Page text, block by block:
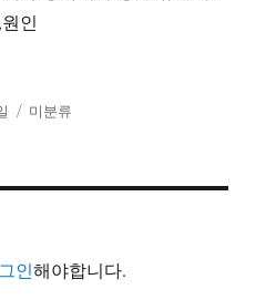
인
카
미분류
인해야합니다.